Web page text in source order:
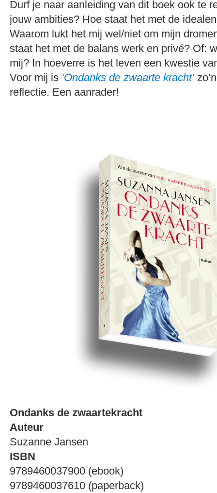
Durf je naar aanleiding van dit boek ook te
jouw ambities? Hoe staat het met de
Waarom lukt het mij wel/niet om mijn
staat het met de balans werk en privé? Of:
mij? In hoeverre is het leven een kwestie
Voor mij is ‘Ondanks de zwaarte kracht’
reflectie. Een aanrader!
Ondanks de zwaartekracht
Auteur
Suzanne Jansen
ISBN
9789460037900 (ebook)
9789460037610 (paperback)